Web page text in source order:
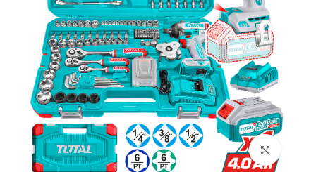
Click to enlarge